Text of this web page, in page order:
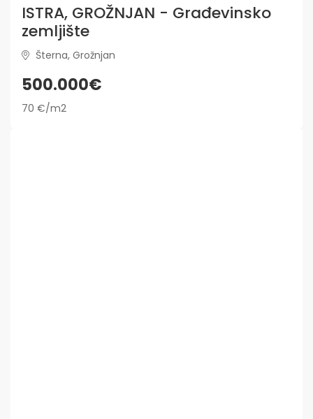
ISTRA, GROŽNJAN - Građevinsko
zemljište
Šterna, Grožnjan
500.000€
70 €/m2